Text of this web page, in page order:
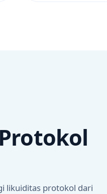
Protokol
likuiditas protokol dari